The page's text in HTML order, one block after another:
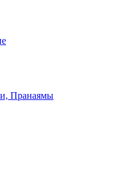
Пранаямы